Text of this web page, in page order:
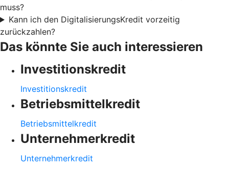
muss?
Kann ich den DigitalisierungsKredit vorzeitig
zurückzahlen?
Das könnte Sie auch interessieren
Investitionskredit
Investitionskredit
Betriebsmittelkredit
Betriebsmittelkredit
Unternehmerkredit
Unternehmerkredit